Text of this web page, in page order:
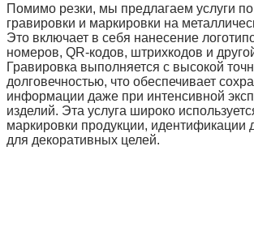
Помимо резки, мы предлагаем услуги
гравировки и маркировки на
Это включает в себя нанесение
номеров, QR-кодов, штрихкодов и
Гравировка выполняется с высокой
долговечностью, что обеспечивает
информации даже при интенсивной
изделий. Эта услуга широко
маркировки продукции, идентификации
для декоративных целей.